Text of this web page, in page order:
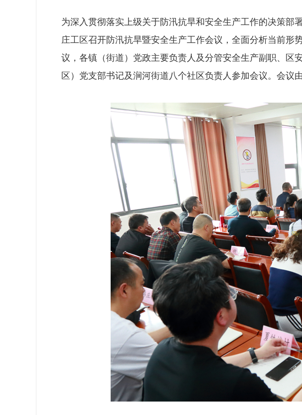
为深入贯彻落实上级关于防汛抗旱和安全生产工作的决策部
庄工区召开防汛抗旱暨安全生产工作会议，全面分析当前形
议，各镇（街道）党政主要负责人及分管安全生产副职、区
区）党支部书记及涧河街道八个社区负责人参加会议。会议